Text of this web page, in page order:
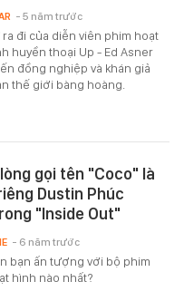
ra đi của diễn viên phim hoạt
huyền thoại Up - Ed Asner
đồng nghiệp và khán giả
thế giới bàng hoàng.
- 5 năm trước
gọi tên "Coco" là
Dustin Phúc
"Inside Out"
bạn ấn tượng với bộ phim
hình nào nhất?
- 6 năm trước